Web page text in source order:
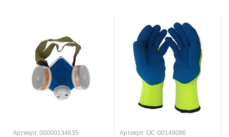
Артикул: 00000134635 Артикул: ОС-00149086